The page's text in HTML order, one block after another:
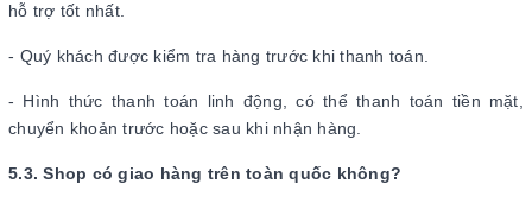
hỗ trợ tốt nhất.
- Quý khách được kiểm tra hàng trước khi thanh toán.
- Hình thức thanh toán linh động, có thể thanh toán tiền mặt,
chuyển khoản trước hoặc sau khi nhận hàng.
5.3. Shop có giao hàng trên toàn quốc không?